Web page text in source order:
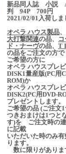
新品同人誌 小説
判 94P 700円
2021/02/01入荷しま
オペラ ハウス製品、
大打撃関連の品、
ド・ナーヴの品、 T
の品をご注文の方で
ご希望の方に
オペラ ハウスプレ
DISK1量産版(PC用
ROM)か
オペラ ハウスプレ
DISK2(PC用DVD-
プレゼントします。
ご希望の品 (ご注文
つきおまけは1つと
す)を ご注文時の
に記載
いただいた時のみ
ります。
数に限りがありま